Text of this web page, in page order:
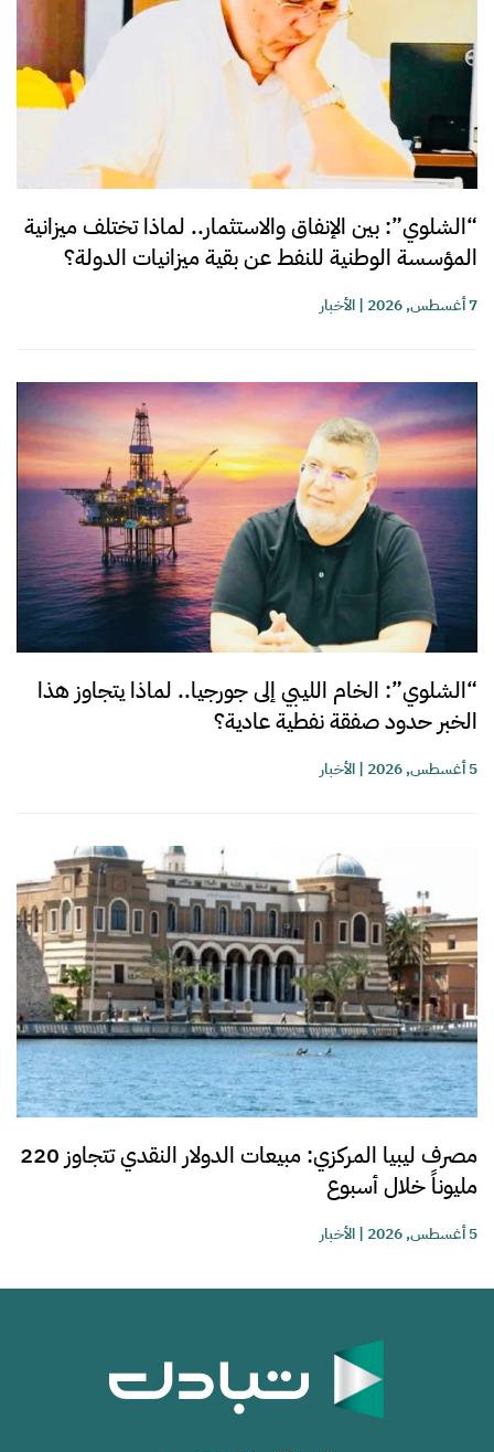
“الشلوي”: بين الإنفاق والاستثمار.. لماذا تختلف ميزانية
المؤسسة الوطنية للنفط عن بقية ميزانيات الدولة؟
7 أغسطس, 2026 |الأخبار
“الشلوي”: الخام الليبي إلى جورجيا.. لماذا يتجاوز هذا
الخبر حدود صفقة نفطية عادية؟
5 أغسطس, 2026 |الأخبار
مصرف ليبيا المركزي: مبيعات الدولار النقدي تتجاوز 220
مليوناً خلال أسبوع
5 أغسطس, 2026 |الأخبار